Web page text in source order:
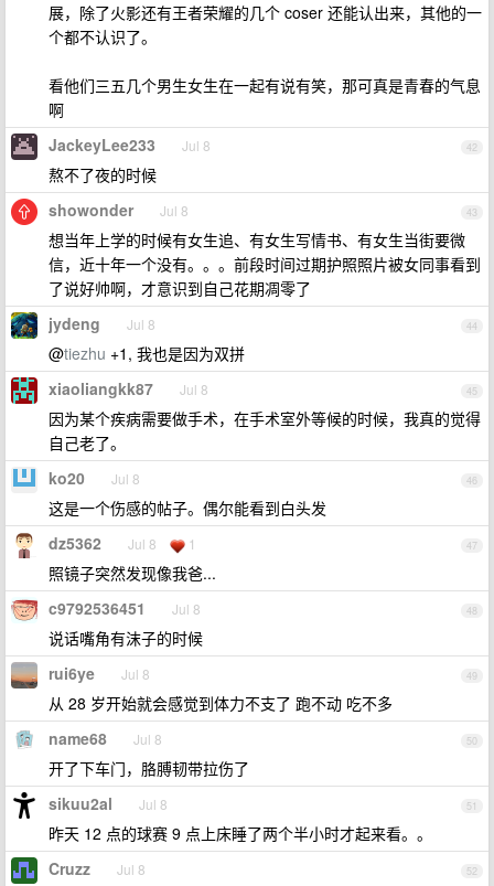
展，除了火影还有王者荣耀的几个 coser 还能认出来，其他的一
个都不认识了。
看他们三五几个男生女生在一起有说有笑，那可真是青春的气息
啊
42
JackeyLee233 Jul 8
熬不了夜的时候
43
showonder Jul 8
想当年上学的时候有女生追、有女生写情书、有女生当街要微
信，近十年一个没有。。。前段时间过期护照照片被女同事看到
了说好帅啊，才意识到自己花期凋零了
44
jydeng Jul 8
@tiezhu +1, 我也是因为双拼
45
xiaoliangkk87 Jul 8
因为某个疾病需要做手术，在手术室外等候的时候，我真的觉得
自己老了。
46
ko20 Jul 8
这是一个伤感的帖子。偶尔能看到白头发
47
dz5362 Jul 8 1
照镜子突然发现像我爸...
48
c9792536451 Jul 8
说话嘴角有沫子的时候
49
rui6ye Jul 8
从 28 岁开始就会感觉到体力不支了 跑不动 吃不多
50
name68 Jul 8
开了下车门，胳膊韧带拉伤了
51
sikuu2al Jul 8
昨天 12 点的球赛 9 点上床睡了两个半小时才起来看。。
52
Cruzz Jul 8